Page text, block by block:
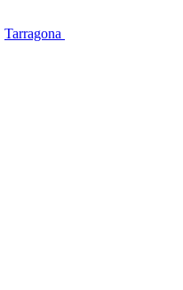
Tarragona